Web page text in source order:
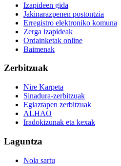
Izapideen gida
Jakinarazpenen postontzia
Erregistro elektroniko komuna
Zerga izapideak
Ordainketak online
Baimenak
Zerbitzuak
Nire Karpeta
Sinadura-zerbitzuak
Egiaztapen zerbitzuak
ALHAO
Iradokizunak eta kexak
Laguntza
Nola sartu